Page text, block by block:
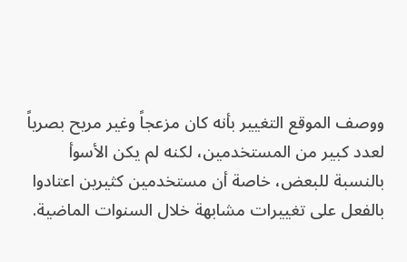
ووصف الموقع التغيير بأنه كان مزعجاً وغير مريح بصرياً
لعدد كبير من المستخدمين، لكنه لم يكن الأسوأ
بالنسبة للبعض، خاصة أن مستخدمين كثيرين اعتادوا
بالفعل على تغييرات مشابهة خلال السنوات الماضية.